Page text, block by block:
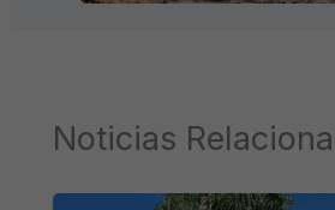
Noticias